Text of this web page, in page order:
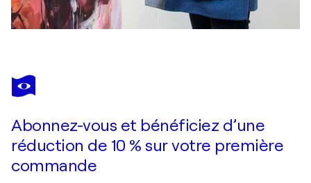
Abonnez-vous et bénéficiez d’une
réduction de 10 % sur votre première
commande